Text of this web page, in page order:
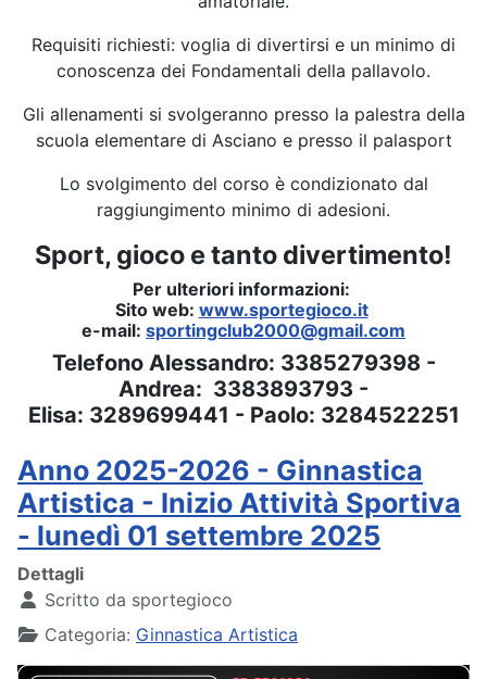
Requisiti richiesti: voglia di divertirsi e un minimo di
conoscenza dei Fondamentali della pallavolo.
Gli allenamenti si svolgeranno presso la palestra della
scuola elementare di Asciano e presso il palasport
Lo svolgimento del corso è condizionato dal
raggiungimento minimo di adesioni.
Sport, gioco e tanto divertimento!
Per ulteriori informazioni:
Sito web: www.sportegioco.it
e-mail: sportingclub2000@gmail.com
Telefono Alessandro: 3385279398 -
Andrea: 3383893793 -
Elisa: 3289699441 - Paolo: 3284522251
Anno 2025-2026 - Ginnastica
Artistica - Inizio Attività Sportiva
- lunedì 01 settembre 2025
Dettagli
Scritto da sportegioco
Categoria: Ginnastica Artistica